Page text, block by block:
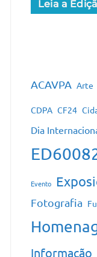
Leia a
ACAVPA Arte
CDPA CF24
Dia
Evento
Fotografia
Informação